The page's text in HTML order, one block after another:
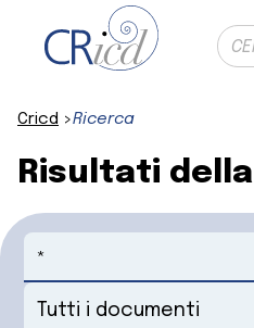
Cricd Ricerca
Risultati
Cerca
Seleziona un documento